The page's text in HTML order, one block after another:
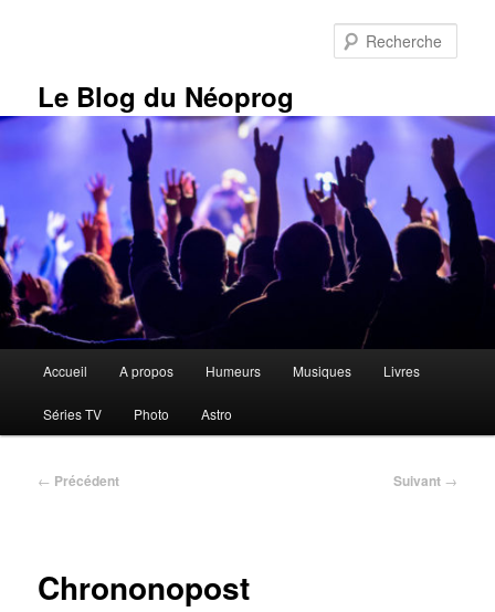
Le Blog du Néoprog
Accueil A propos Humeurs Musiques Livres
Séries TV Photo Astro
Navigation
← Précédent Suivant →
Chrononopost